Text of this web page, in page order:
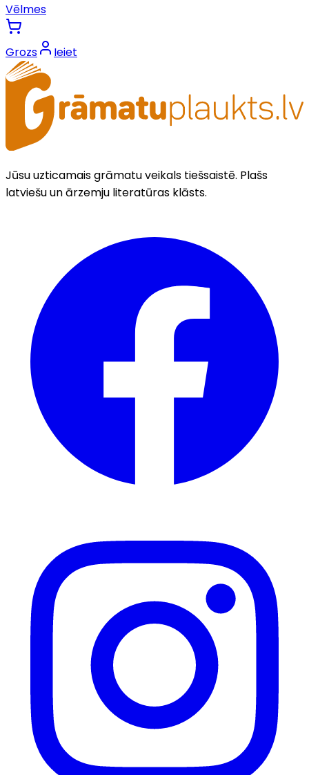
Vēlmes
Grozs Ieiet
Jūsu uzticamais grāmatu veikals tiešsaistē. Plašs
latviešu un ārzemju literatūras klāsts.